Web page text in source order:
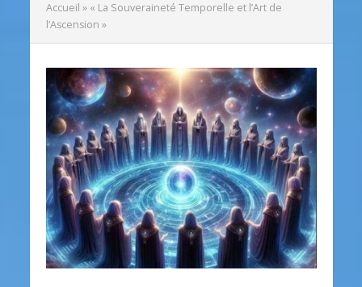
Accueil » « La Souveraineté Temporelle et l’Art de
l’Ascension »